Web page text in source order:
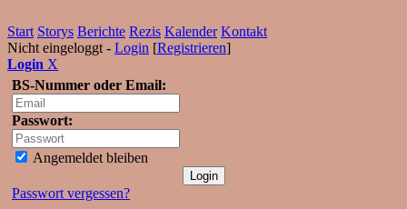
Start Storys Berichte Rezis Kalender Kontakt
Nicht eingeloggt - Login [Registrieren]
Login X
BS-Nummer oder Email:
Passwort:
Angemeldet bleiben
Passwort vergessen?